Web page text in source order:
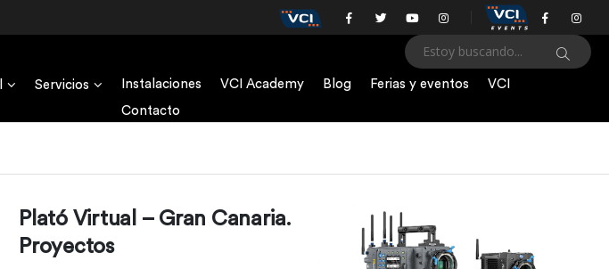
Servicios Instalaciones VCI Academy Blog Ferias y eventos
VCI
Contacto
Plató Virtual – Gran Canaria.
Proyectos